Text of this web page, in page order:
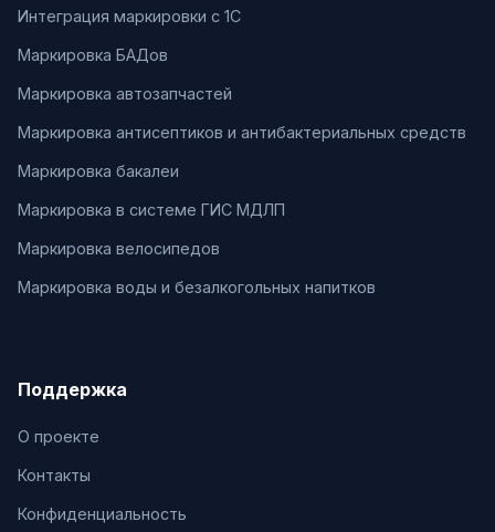
Интеграция маркировки с 1С
Маркировка БАДов
Маркировка автозапчастей
Маркировка антисептиков и антибактериальных средств
Маркировка бакалеи
Маркировка в системе ГИС МДЛП
Маркировка велосипедов
Маркировка воды и безалкогольных напитков
Поддержка
О проекте
Контакты
Конфиденциальность